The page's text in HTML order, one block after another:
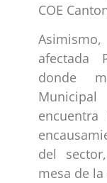
COE
afectada
donde
del
mesa de